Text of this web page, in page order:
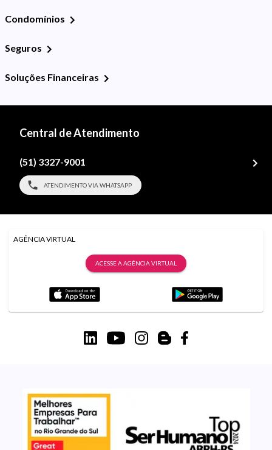
Condomínios
Seguros
Soluções Financeiras
Central de Atendimento
(51) 3327-9001
ATENDIMENTO VIA WHATSAPP
AGÊNCIA VIRTUAL
ACESSE A AGÊNCIA VIRTUAL